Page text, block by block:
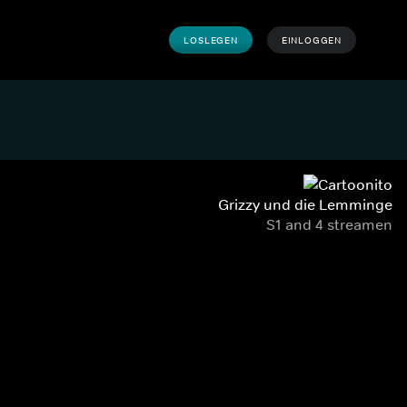
LOSLEGEN EINLOGGEN
Grizzy und die Lemminge
S1 and 4 streamen